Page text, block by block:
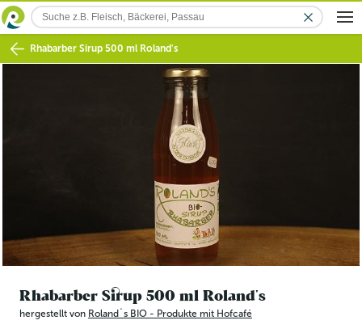
Rhabarber Sirup 500 ml Roland's
Rhabarber Sirup 500 ml Roland's
hergestellt von Roland´s BIO - Produkte mit Hofcafé